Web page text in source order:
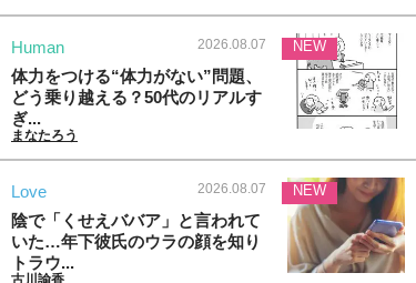
Human 2026.08.07
体力をつける“体力がない”問題、
どう乗り越える？50代のリアルす
ぎ...
まなたろう
NEW
Love 2026.08.07
陰で「くせえババア」と言われて
いた…年下彼氏のウラの顔を知り
トラウ...
古川諭香
NEW